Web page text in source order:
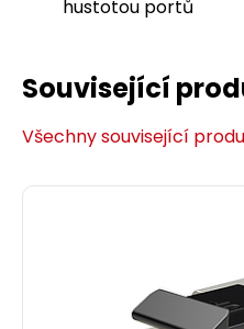
hustotou portů
Související
Všechny související